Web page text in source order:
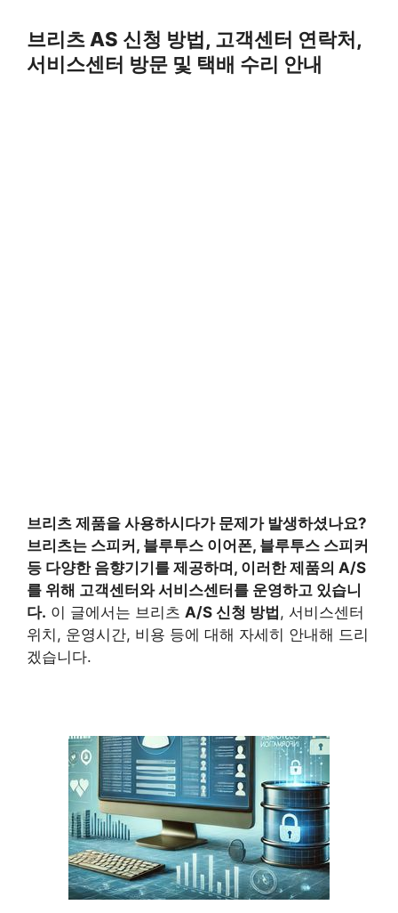
content
브리츠 AS 신청 방법, 고객센터 연락처,
서비스센터 방문 및 택배 수리 안내
브리츠 제품을 사용하시다가 문제가 발생하셨나요?
브리츠는 스피커, 블루투스 이어폰, 블루투스 스피커
등 다양한 음향기기를 제공하며, 이러한 제품의 A/S
를 위해 고객센터와 서비스센터를 운영하고 있습니
다. 이 글에서는 브리츠 A/S 신청 방법 , 서비스센터
위치, 운영시간, 비용 등에 대해 자세히 안내해 드리
겠습니다.